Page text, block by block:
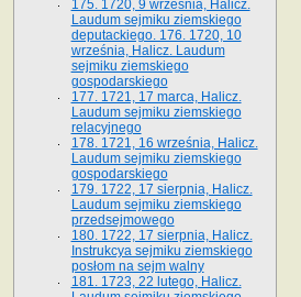
175. 1720, 9 września, Halicz.
Laudum sejmiku ziemskiego
deputackiego. 176. 1720, 10
września, Halicz. Laudum
sejmiku ziemskiego
gospodarskiego
177. 1721, 17 marca, Halicz.
Laudum sejmiku ziemskiego
relacyjnego
178. 1721, 16 września, Halicz.
Laudum sejmiku ziemskiego
gospodarskiego
179. 1722, 17 sierpnia, Halicz.
Laudum sejmiku ziemskiego
przedsejmowego
180. 1722, 17 sierpnia, Halicz.
Instrukcya sejmiku ziemskiego
posłom na sejm walny
181. 1723, 22 lutego, Halicz.